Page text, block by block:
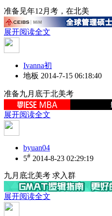
准备见年12月考，在北美
展开阅读全文
Ivanna初
地板 2014-7-15 06:18:40
准备九月底于北美考
展开阅读全文
byuan04
5# 2014-8-23 02:29:19
九月底北美考 求入群
展开阅读全文